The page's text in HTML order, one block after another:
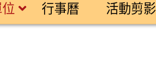
行事曆 活動剪影